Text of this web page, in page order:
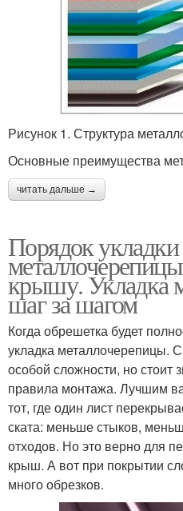
Рисунок 1. Структура
Основные преимущества
читать дальше →
Порядок укладки
крышу. Укладка
шаг за шагом
Когда обрешетка будет
укладка металлочерепицы.
особой сложности, но стоит
правила монтажа. Лучшим
тот, где один лист
ската: меньше стыков,
отходов. Но это верно для
крыш. А вот при покрытии
много обрезков.